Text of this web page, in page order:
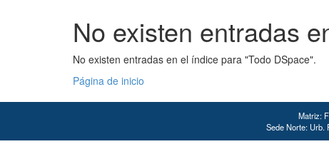
No existen entradas
No existen entradas en el índice para "Todo DSpace".
Página de inicio
Matriz:
Sede Norte: Urb.